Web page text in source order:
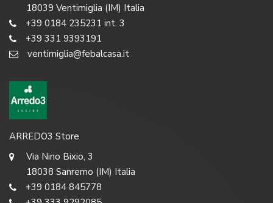
18039 Ventimiglia (IM) Italia
+39 0184 235231 int. 3
+39 331 9393191
ventimiglia@febalcasa.it
ARREDO3 Store
Via Nino Bixio, 3
18038 Sanremo (IM) Italia
+39 0184 845778